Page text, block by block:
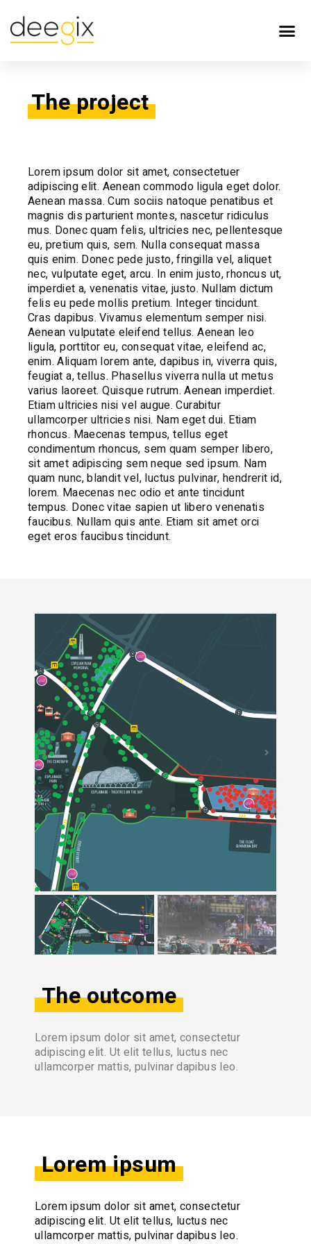
The project
Lorem ipsum dolor sit amet, consectetuer
adipiscing elit. Aenean commodo ligula eget dolor.
Aenean massa. Cum sociis natoque penatibus et
magnis dis parturient montes, nascetur ridiculus
mus. Donec quam felis, ultricies nec, pellentesque
eu, pretium quis, sem. Nulla consequat massa
quis enim. Donec pede justo, fringilla vel, aliquet
nec, vulputate eget, arcu. In enim justo, rhoncus ut,
imperdiet a, venenatis vitae, justo. Nullam dictum
felis eu pede mollis pretium. Integer tincidunt.
Cras dapibus. Vivamus elementum semper nisi.
Aenean vulputate eleifend tellus. Aenean leo
ligula, porttitor eu, consequat vitae, eleifend ac,
enim. Aliquam lorem ante, dapibus in, viverra quis,
feugiat a, tellus. Phasellus viverra nulla ut metus
varius laoreet. Quisque rutrum. Aenean imperdiet.
Etiam ultricies nisi vel augue. Curabitur
ullamcorper ultricies nisi. Nam eget dui. Etiam
rhoncus. Maecenas tempus, tellus eget
condimentum rhoncus, sem quam semper libero,
sit amet adipiscing sem neque sed ipsum. Nam
quam nunc, blandit vel, luctus pulvinar, hendrerit id,
lorem. Maecenas nec odio et ante tincidunt
tempus. Donec vitae sapien ut libero venenatis
faucibus. Nullam quis ante. Etiam sit amet orci
eget eros faucibus tincidunt.
The outcome
Lorem ipsum dolor sit amet, consectetur
adipiscing elit. Ut elit tellus, luctus nec
ullamcorper mattis, pulvinar dapibus leo.
Lorem ipsum
Lorem ipsum dolor sit amet, consectetur
adipiscing elit. Ut elit tellus, luctus nec
ullamcorper mattis, pulvinar dapibus leo.